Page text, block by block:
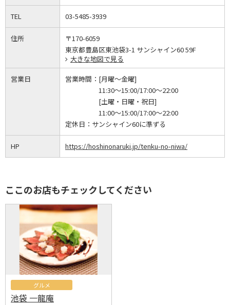
TEL 03-5485-3939
住所
〒170-6059
東京都豊島区東池袋3-1 サンシャイン60 59F
大きな地図で見る
営業日 営業時間： [月曜～金曜]
11:30～15:00/17:00～22:00
[土曜・日曜・祝日]
11:00～15:00/17:00～22:00
定休日： サンシャイン60に準ずる
HP https://hoshinonaruki.jp/tenku-no-niwa/
ここのお店もチェックしてください
グルメ
池袋 一龍庵